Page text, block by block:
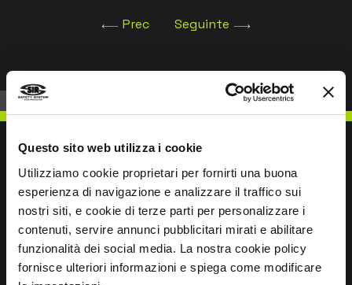
Questo sito web utilizza i cookie
Utilizziamo cookie proprietari per fornirti una buona
esperienza di navigazione e analizzare il traffico sui
nostri siti, e cookie di terze parti per personalizzare i
contenuti, servire annunci pubblicitari mirati e abilitare
funzionalità dei social media. La nostra cookie policy
fornisce ulteriori informazioni e spiega come modificare
Prec Seguinte
ESCREVER PARA NÓS